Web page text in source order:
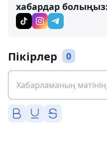
хабардар болыңыз:
Пікірлер 0